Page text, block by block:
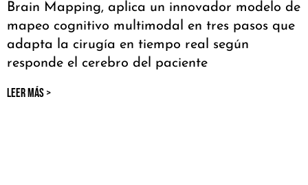
Brain Mapping, aplica un innovador modelo de
mapeo cognitivo multimodal en tres pasos que
adapta la cirugía en tiempo real según
responde el cerebro del paciente
LEER MÁS >